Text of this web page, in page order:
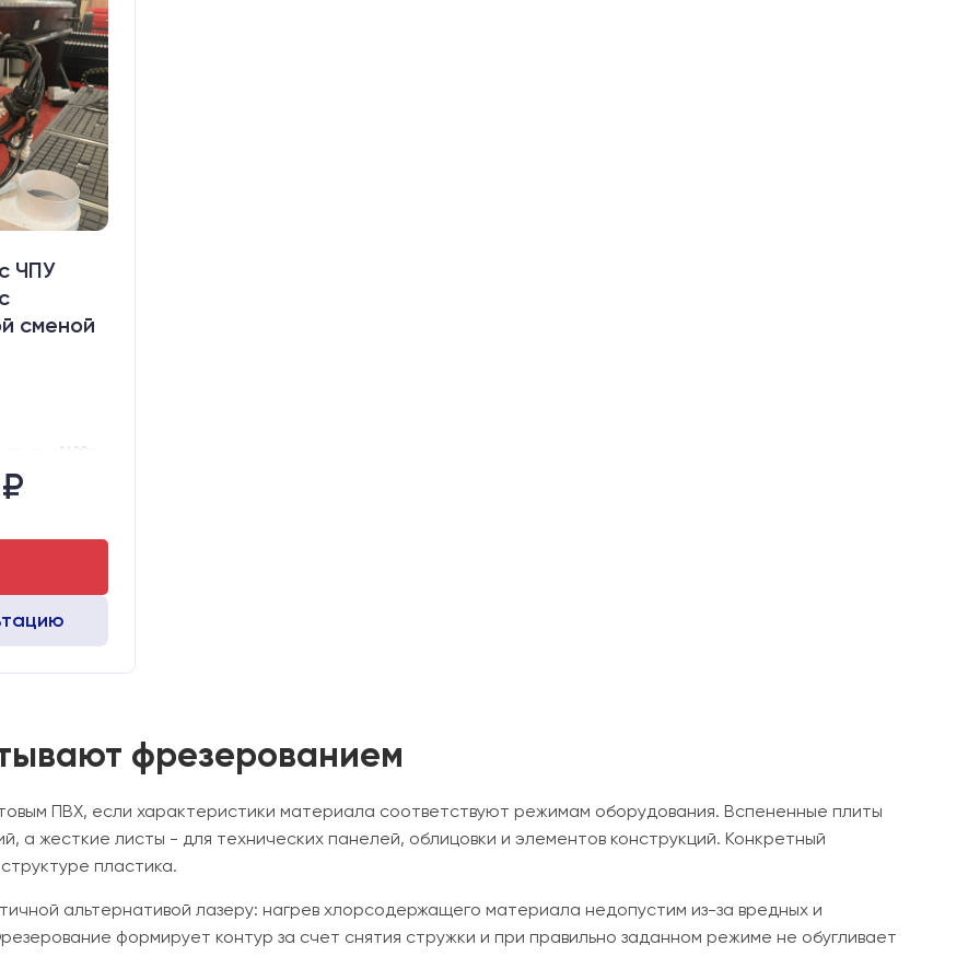
ЧПУ
сменой
Leadshine
фрезерованием
ПВХ, если характеристики материала соответствуют режимам оборудования. Вспененные плиты
а жесткие листы - для технических панелей, облицовки и элементов конструкций. Конкретный
пластика.
альтернативой лазеру: нагрев хлорсодержащего материала недопустим из-за вредных и
формирует контур за счет снятия стружки и при правильно заданном режиме не обугливает